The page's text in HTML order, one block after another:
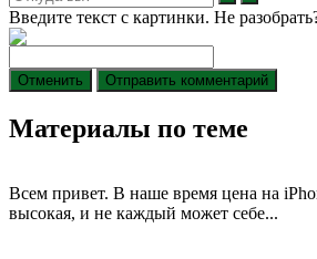
Введите текст с картинки. Не
Отменить Отправить комментарий
Материалы по теме
Всем привет. В наше время цена на
высокая, и не каждый может себе...